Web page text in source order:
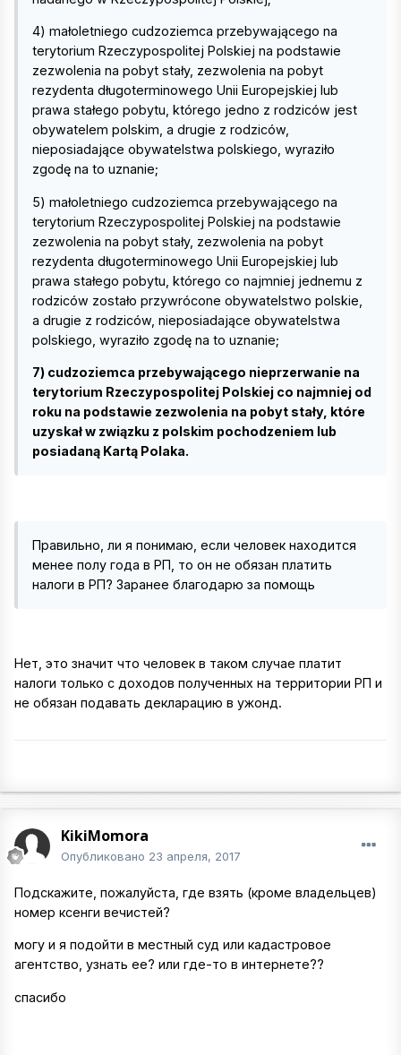
4) małoletniego cudzoziemca przebywającego na
terytorium Rzeczypospolitej Polskiej na podstawie
zezwolenia na pobyt stały, zezwolenia na pobyt
rezydenta długoterminowego Unii Europejskiej lub
prawa stałego pobytu, którego jedno z rodziców jest
obywatelem polskim, a drugie z rodziców,
nieposiadające obywatelstwa polskiego, wyraziło
zgodę na to uznanie;
5) małoletniego cudzoziemca przebywającego na
terytorium Rzeczypospolitej Polskiej na podstawie
zezwolenia na pobyt stały, zezwolenia na pobyt
rezydenta długoterminowego Unii Europejskiej lub
prawa stałego pobytu, którego co najmniej jednemu z
rodziców zostało przywrócone obywatelstwo polskie,
a drugie z rodziców, nieposiadające obywatelstwa
polskiego, wyraziło zgodę na to uznanie;
7) cudzoziemca przebywającego nieprzerwanie na
terytorium Rzeczypospolitej Polskiej co najmniej od
roku na podstawie zezwolenia na pobyt stały, które
uzyskał w związku z polskim pochodzeniem lub
posiadaną Kartą Polaka.
Правильно, ли я понимаю, если человек находится
менее полу года в РП, то он не обязан платить
налоги в РП? Заранее благодарю за помощь
Нет, это значит что человек в таком случае платит
налоги только с доходов полученных на территории РП и
не обязан подавать декларацию в ужонд.
KikiMomora
Опубликовано 23 апреля, 2017
Подскажите, пожалуйста, где взять (кроме владельцев)
номер ксенги вечистей?
могу и я подойти в местный суд или кадастровое
агентство, узнать ее? или где-то в интернете??
спасибо